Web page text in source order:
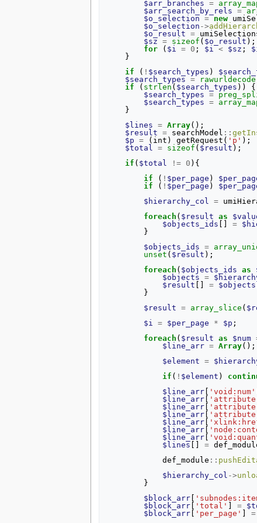
$arr_branches
=
$arr_search_by_rels
=
$o_selection
= new
$o_selection ->
$o_result
=
$sz
= sizeof ( $o_result );
for
( $i = 0 ; $i < $sz ;
}
if
( ! $search_types )
$search_types
= rawurldecode
if
( strlen ( $search_types ))
{
$search_types
=
$search_types
=
}
$lines
= Array();
$result
= searchModel ::
$p
= ( int ) getRequest ( 'p' );
$total
= sizeof ( $result );
if ( $total != 0 ){
if
( ! $per_page )
if
( ! $per_page )
$hierarchy_col
=
foreach ( $result as
$objects_ids
=
}
$objects_ids
=
unset ( $result );
foreach ( $objects_ids as
$objects
=
$result
= $objects
}
$result
= array_slice (
$i
= $per_page * $p ;
foreach ( $result as $num
$line_arr = Array();
$element
=
if ( ! $element )
$line_arr
'void:num'
$line_arr
$line_arr
$line_arr
$line_arr
$line_arr
$line_arr
$lines
=
def_module ::
$hierarchy_col ->
}
$block_arr
$block_arr
'total' =
$block_arr
'per_page' =